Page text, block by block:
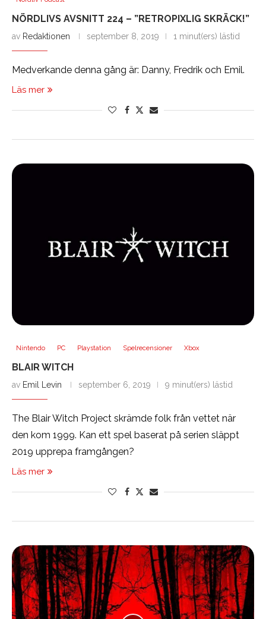
NÖRDLIVS AVSNITT 224 – ”RETROPIXLIG SKRÄCK!”
av Redaktionen september 8, 2019 1 minut(ers) lästid
Medverkande denna gång är: Danny, Fredrik och Emil.
Läs mer
Nintendo PC Playstation Spelrecensioner Xbox
BLAIR WITCH
av Emil Levin september 6, 2019 9 minut(ers) lästid
The Blair Witch Project skrämde folk från vettet när
den kom 1999. Kan ett spel baserat på serien släppt
2019 upprepa framgången?
Läs mer